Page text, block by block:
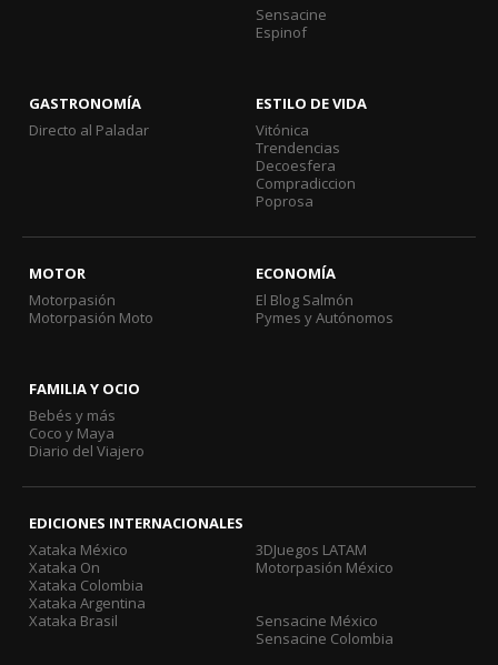
Sensacine
Espinof
GASTRONOMÍA
Directo al Paladar
ESTILO DE VIDA
Vitónica
Trendencias
Decoesfera
Compradiccion
Poprosa
MOTOR
Motorpasión
Motorpasión Moto
ECONOMÍA
El Blog Salmón
Pymes y Autónomos
FAMILIA Y OCIO
Bebés y más
Coco y Maya
Diario del Viajero
EDICIONES INTERNACIONALES
Xataka México
Xataka On
Xataka Colombia
Xataka Argentina
Xataka Brasil
3DJuegos LATAM
Motorpasión México
Sensacine México
Sensacine Colombia